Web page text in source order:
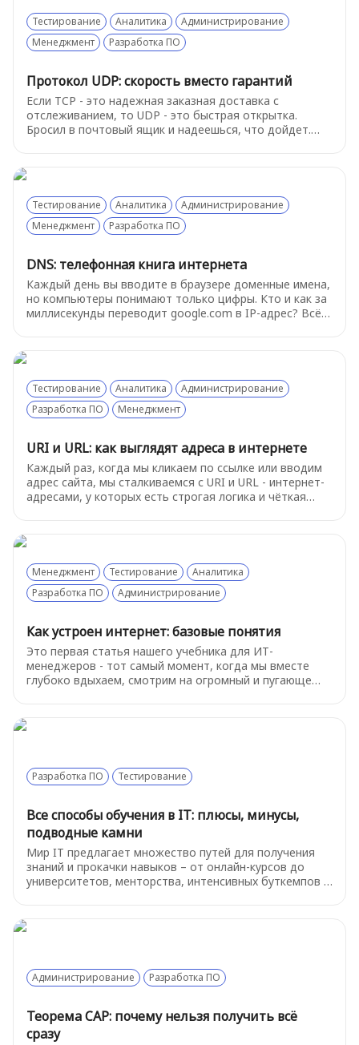
Тестирование Аналитика
Администрирование
Менеджмент
Разработка ПО
Протокол UDP: скорость вместо гарантий
Если TCP - это надежная заказная доставка с
отслеживанием, то UDP - это быстрая открытка.
Бросил в почтовый ящик и надеешься, что дойдет.
Тестирование Аналитика
Администрирование
Менеджмент
Разработка ПО
DNS: телефонная книга интернета
Каждый день вы вводите в браузере доменные имена,
но компьютеры понимают только цифры. Кто и как за
миллисекунды переводит google.com в IP-адрес? Всё
Тестирование Аналитика
Администрирование
Разработка ПО
Менеджмент
URI и URL: как выглядят адреса в интернете
Каждый раз, когда мы кликаем по ссылке или вводим
адрес сайта, мы сталкиваемся с URI и URL - интернет-
адресами, у которых есть строгая логика и чёткая
Менеджмент Тестирование
Аналитика
Разработка ПО
Администрирование
Как устроен интернет: базовые понятия
Это первая статья нашего учебника для ИТ-
менеджеров - тот самый момент, когда мы вместе
глубоко вдыхаем, смотрим на огромный и пугающе
Разработка ПО Тестирование
Все способы обучения в IT: плюсы, минусы,
подводные камни
Мир IT предлагает множество путей для получения
знаний и прокачки навыков – от онлайн-курсов до
университетов, менторства, интенсивных буткемпов и
Администрирование Разработка ПО
Теорема CAP: почему нельзя получить всё
сразу